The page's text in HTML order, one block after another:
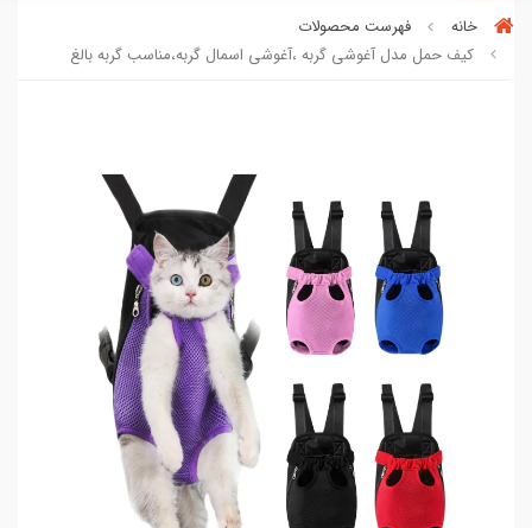
خانه
فهرست محصولات
کیف حمل مدل آغوشی گربه ،آغوشی اسمال گربه،مناسب گربه بالغ